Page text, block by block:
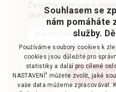
Zanechte nám vaši e-
žádná speciální nabídka
Souhlasím se
Souhlasem se
nám pomáháte
služby.
Používáme soubory cookies k
cookies jsou důležité pro
statistiky a další pro cílené
NASTAVENÍ" můžete zvolit, jaké
vaše data můžeme zpracovávat.